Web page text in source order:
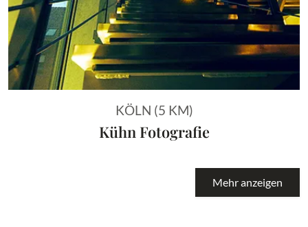
KÖLN (5 KM)
Kühn Fotografie
Mehr anzeigen